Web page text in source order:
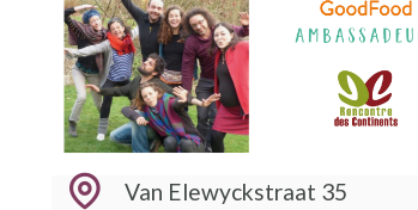
Van Elewyckstraat 35